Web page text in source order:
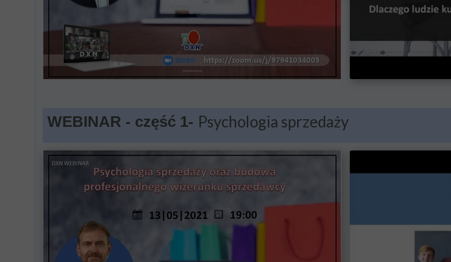
WEBINAR - część 1- Psychologia sprzedaży